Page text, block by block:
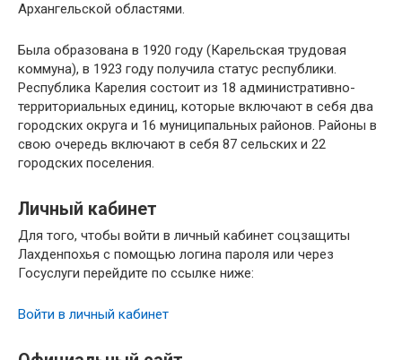
Архангельской областями.
Была образована в 1920 году (Карельская трудовая
коммуна), в 1923 году получила статус республики.
Республика Карелия состоит из 18 административно-
территориальных единиц, которые включают в себя два
городских округа и 16 муниципальных районов. Районы в
свою очередь включают в себя 87 сельских и 22
городских поселения.
Личный кабинет
Для того, чтобы войти в личный кабинет соцзащиты
Лахденпохья с помощью логина пароля или через
Госуслуги перейдите по ссылке ниже:
Войти в личный кабинет